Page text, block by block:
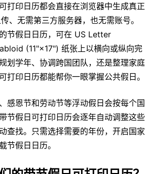
打印日历都会直接在浏览器中生成真正
、无需第三方服务器，也无需账号。
节假日日历，可在 US Letter
(11"×17") 纸张上以横向或纵向完
划学年、协调跨国团队，还是整理家庭
打印日历都能帮你一眼掌握公共假日。
感恩节和劳动节等浮动假日会按每个国
节假日可打印日历会逐年自动调整这些
查找。只需选择需要的年份，开启国家
节假日日历。